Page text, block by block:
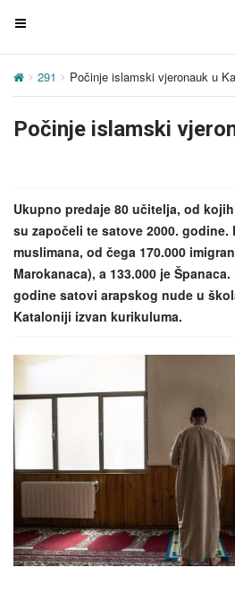
T
g
e
i
g
a
t
i
o
291 Počinje islamski vjeronauk u
Počinje islamski
Ukupno predaje 80 učitelja, od
su započeli te satove 2000. godine.
muslimana, od čega 170.000
Marokanaca), a 133.000 je
godine satovi arapskog nude u
Kataloniji izvan kurikuluma.